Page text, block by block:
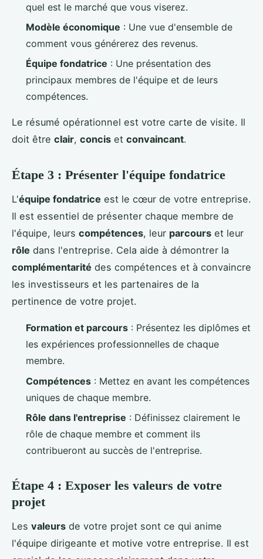
quel est le marché que vous viserez.
Modèle économique : Une vue d'ensemble de
comment vous générerez des revenus.
Équipe fondatrice : Une présentation des
principaux membres de l'équipe et de leurs
compétences.
Le résumé opérationnel est votre carte de visite. Il
doit être clair, concis et convaincant.
Étape 3 : Présenter l'équipe fondatrice
L'équipe fondatrice est le cœur de votre entreprise.
Il est essentiel de présenter chaque membre de
l'équipe, leurs compétences, leur parcours et leur
rôle dans l'entreprise. Cela aide à démontrer la
complémentarité des compétences et à convaincre
les investisseurs et les partenaires de la
pertinence de votre projet.
Formation et parcours : Présentez les diplômes et
les expériences professionnelles de chaque
membre.
Compétences : Mettez en avant les compétences
uniques de chaque membre.
Rôle dans l'entreprise : Définissez clairement le
rôle de chaque membre et comment ils
contribueront au succès de l'entreprise.
Étape 4 : Exposer les valeurs de votre
projet
Les valeurs de votre projet sont ce qui anime
l'équipe dirigeante et motive votre entreprise. Il est